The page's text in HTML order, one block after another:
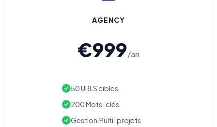
AGENCY
€999/an
50 URLS cibles
200 Mots-clés
Gestion Multi-projets